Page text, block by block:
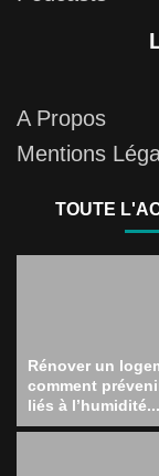
A Propos
Mentions
TOUTE
Rénover un
comment
liés à l’humidité...